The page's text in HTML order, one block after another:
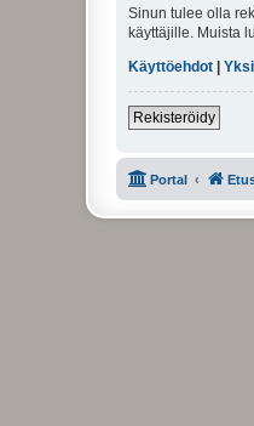
Sinun tulee olla
käyttäjille. Muista
Käyttöehdot
Rekisteröidy
Portal